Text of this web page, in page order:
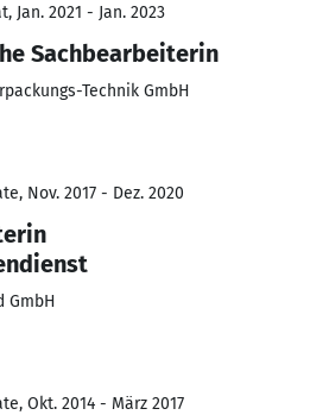
Jan. 2021 - Jan. 2023
Sachbearbeiterin
Technik GmbH
Nov. 2017 - Dez. 2020
GmbH
Okt. 2014 - März 2017